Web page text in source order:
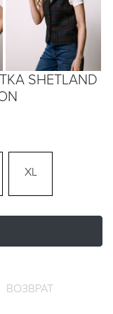
SHETLAND
XL
ВОЗВРАТ